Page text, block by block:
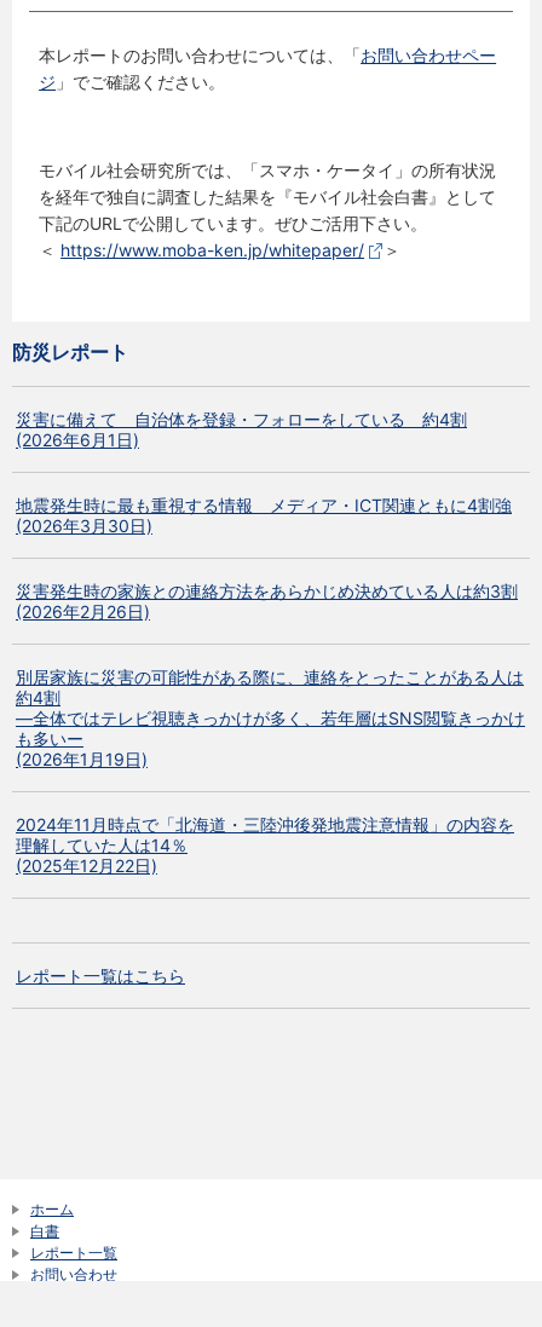
本レポートのお問い合わせについては、「お問い合わせペー
ジ 」でご確認ください。
モバイル社会研究所では、「スマホ・ケータイ」の所有状況
を経年で独自に調査した結果を『モバイル社会白書』として
下記のURLで公開しています。ぜひご活用下さい。
＜ https://www.moba-ken.jp/whitepaper/ ＞
防災レポート
災害に備えて 自治体を登録・フォローをしている 約4割
(2026年6月1日)
地震発生時に最も重視する情報 メディア・ICT関連ともに4割強
(2026年3月30日)
災害発生時の家族との連絡方法をあらかじめ決めている人は約3割
(2026年2月26日)
別居家族に災害の可能性がある際に、連絡をとったことがある人は
約4割
―全体ではテレビ視聴きっかけが多く、若年層はSNS閲覧きっかけ
も多いー
(2026年1月19日)
2024年11月時点で「北海道・三陸沖後発地震注意情報」の内容を
理解していた人は14％
(2025年12月22日)
レポート一覧はこちら
ホーム
白書
レポート一覧
お問い合わせ